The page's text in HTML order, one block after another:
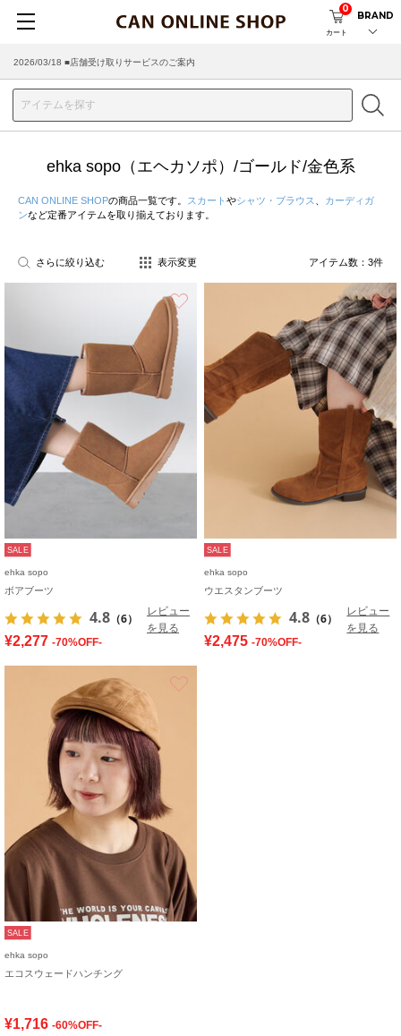
カート
0
BRAND
2026/03/18 ■店舗受け取りサービスのご案内
ehka sopo（エヘカソポ）/ゴールド/金色系
CAN ONLINE SHOPの商品一覧です。 スカート やシャツ・ブラウス
カーディガ
ンなど定番アイテムを取り揃えております。
さらに絞り込む 表示変更 アイテム数： 3件
SALE
ehka sopo
ボアブーツ
4.8 （6）
レビュー
を見る
¥2,277 -70%OFF-
SALE
ehka sopo
ウエスタンブーツ
4.8 （6）
レビュー
を見る
¥2,475 -70%OFF-
SALE
ehka sopo
エコスウェードハンチング
¥1,716 -60%OFF-